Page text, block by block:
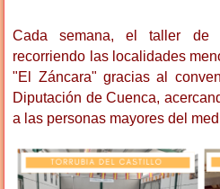
Cada semana, el taller de
recorriendo las localidades
"El Záncara" gracias al
Diputación de Cuenca,
a las personas mayores del